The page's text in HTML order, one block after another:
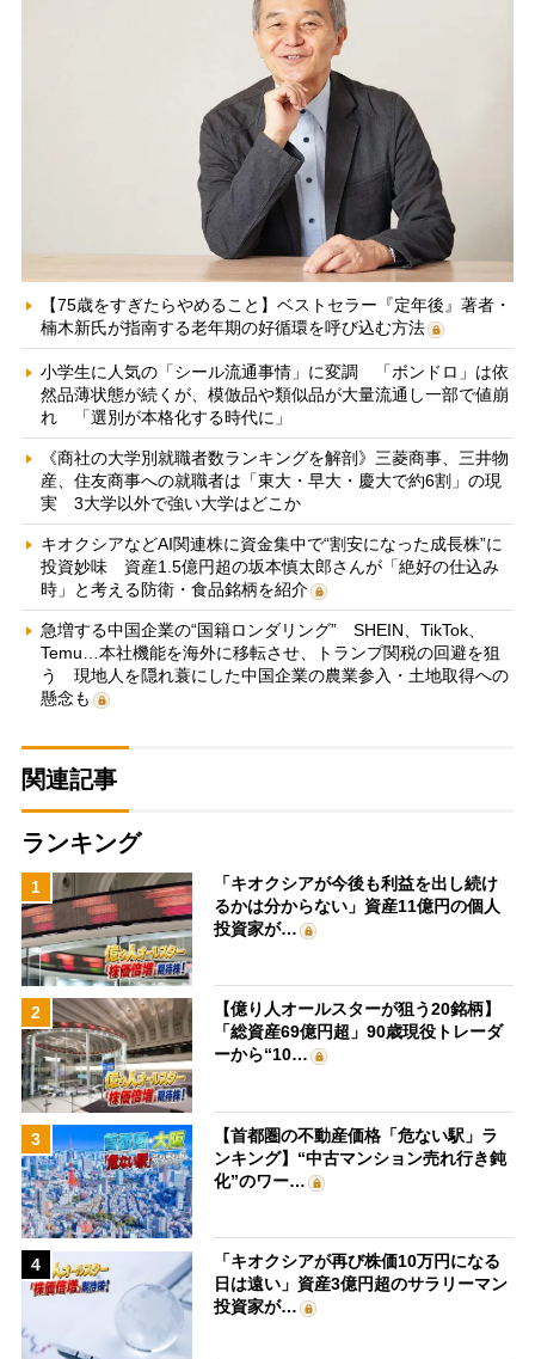
【75歳をすぎたらやめること】ベストセラー『定年後』著者・
楠木新氏が指南する老年期の好循環を呼び込む方法
小学生に人気の「シール流通事情」に変調 「ボンドロ」は依
然品薄状態が続くが、模倣品や類似品が大量流通し一部で値崩
れ 「選別が本格化する時代に」
《商社の大学別就職者数ランキングを解剖》三菱商事、三井物
産、住友商事への就職者は「東大・早大・慶大で約6割」の現
実 3大学以外で強い大学はどこか
キオクシアなどAI関連株に資金集中で“割安になった成長株”に
投資妙味 資産1.5億円超の坂本慎太郎さんが「絶好の仕込み
時」と考える防衛・食品銘柄を紹介
急増する中国企業の“国籍ロンダリング” SHEIN、TikTok、
Temu…本社機能を海外に移転させ、トランプ関税の回避を狙
う 現地人を隠れ蓑にした中国企業の農業参入・土地取得への
懸念も
関連記事
ランキング
1
「キオクシアが今後も利益を出し続け
るかは分からない」資産11億円の個人
投資家が…
2
【億り人オールスターが狙う20銘柄】
「総資産69億円超」90歳現役トレーダ
ーから“10…
3
【首都圏の不動産価格「危ない駅」ラ
ンキング】“中古マンション売れ行き鈍
化”のワー…
4
「キオクシアが再び株価10万円になる
日は遠い」資産3億円超のサラリーマン
投資家が…